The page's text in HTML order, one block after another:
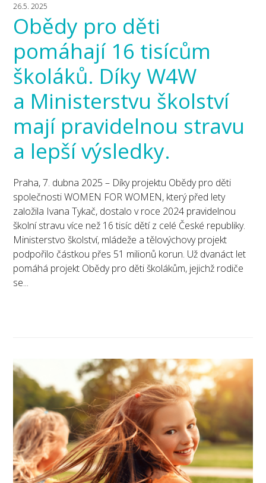
26.5. 2025
Obědy pro děti
pomáhají 16 tisícům
školáků. Díky W4W
a Ministerstvu školství
mají pravidelnou stravu
a lepší výsledky.
Praha, 7. dubna 2025 – Díky projektu Obědy pro děti
společnosti WOMEN FOR WOMEN, který před lety
založila Ivana Tykač, dostalo v roce 2024 pravidelnou
školní stravu více než 16 tisíc dětí z celé České republiky.
Ministerstvo školství, mládeže a tělovýchovy projekt
podpořilo částkou přes 51 milionů korun. Už dvanáct let
pomáhá projekt Obědy pro děti školákům, jejichž rodiče
se...